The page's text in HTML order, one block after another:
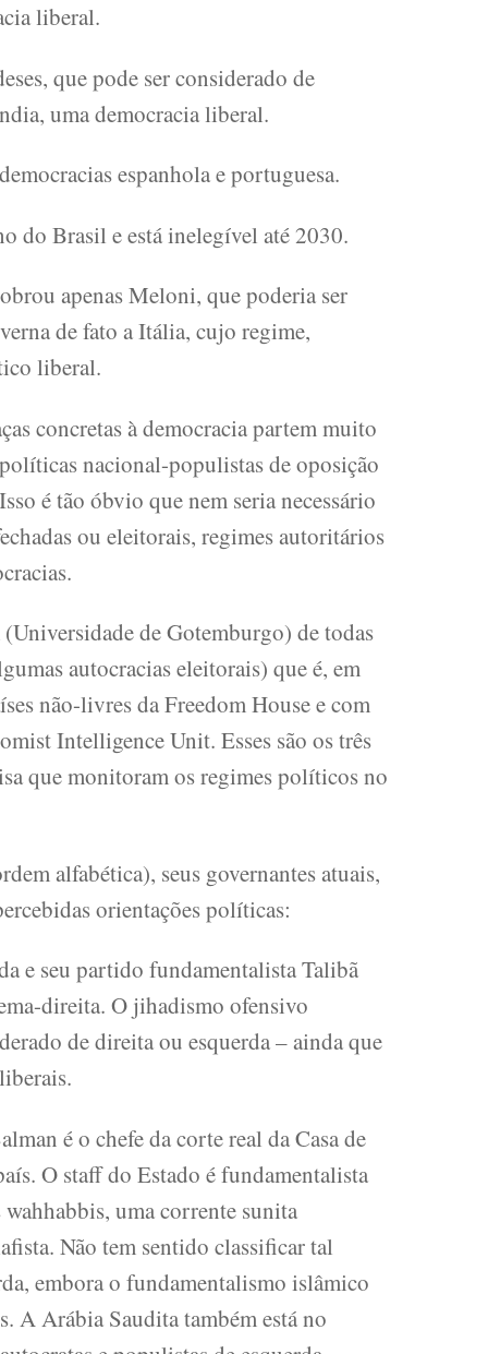
liberal.
que pode ser considerado de
uma democracia liberal.
espanhola e portuguesa.
do Brasil e está inelegível até 2030.
apenas Meloni, que poderia ser
de fato a Itália, cujo regime,
liberal.
concretas à democracia partem muito
nacional-populistas de oposição
é tão óbvio que nem seria necessário
ou eleitorais, regimes autoritários
de Gotemburgo) de todas
autocracias eleitorais) que é, em
não-livres da Freedom House e com
Intelligence Unit. Esses são os três
que monitoram os regimes políticos no
alfabética), seus governantes atuais,
orientações políticas:
e seu partido fundamentalista Talibã
direita. O jihadismo ofensivo
de direita ou esquerda – ainda que
é o chefe da corte real da Casa de
O staff do Estado é fundamentalista
uma corrente sunita
Não tem sentido classificar tal
embora o fundamentalismo islâmico
A Arábia Saudita também está no